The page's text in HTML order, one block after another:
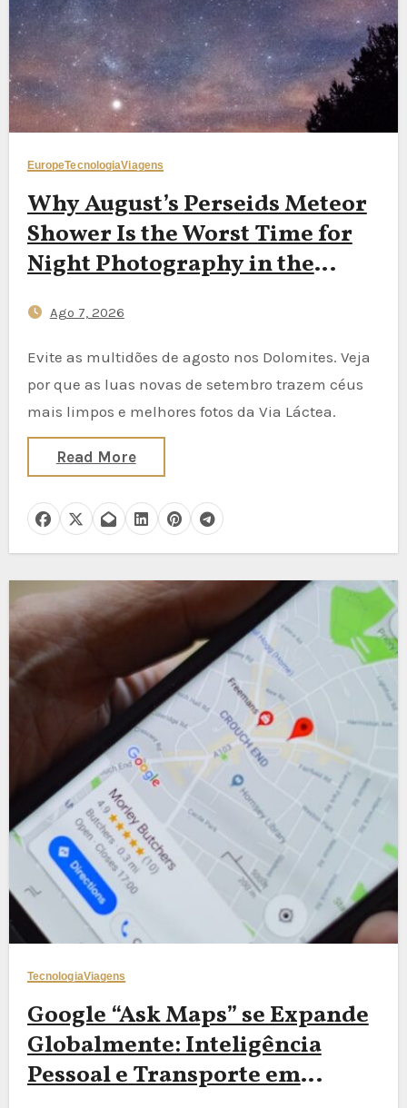
EuropeTecnologiaViagens
Why August’s Perseids Meteor
Shower Is the Worst Time for
Night Photography in the
September New Moons Deliver
Clearer Milky Way Shots
Ago 7, 2026
Evite as multidões de agosto nos Dolomites. Veja
por que as luas novas de setembro trazem céus
mais limpos e melhores fotos da Via Láctea.
Read More
TecnologiaViagens
Google “Ask Maps” se Expande
Globalmente: Inteligência
Pessoal e Transporte em